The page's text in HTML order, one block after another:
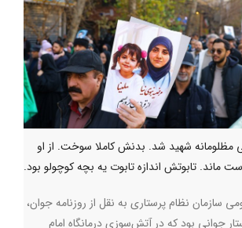
مظلومانه شهید شد. بدنش کاملا سوخت. از او
ماند. تابوتش اندازه تابوت یه بچه کوچولو بود.
سازمان نظام پرستاری به نقل از روزنامه جوان،
جوانی بود که در آتش‌سوزی درمانگاه امام